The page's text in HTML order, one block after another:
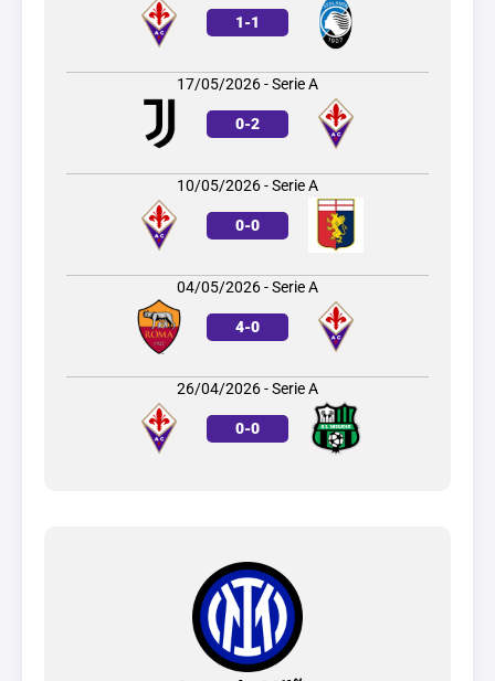
1-1
17/05/2026 - Serie A
0-2
10/05/2026 - Serie A
0-0
04/05/2026 - Serie A
4-0
26/04/2026 - Serie A
0-0